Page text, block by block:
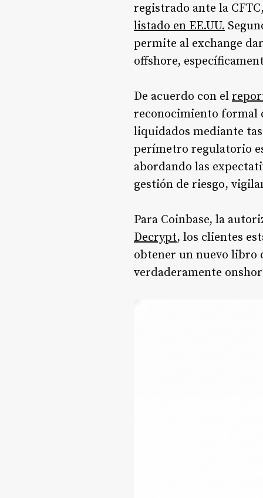
registrado ante la
listado en EE.UU.
permite al exchange
offshore,
De acuerdo con el
reconocimiento formal
liquidados mediante
perímetro regulatorio
abordando las
gestión de riesgo,
Para Coinbase, la
Decrypt, los clientes
obtener un nuevo libro
verdaderamente